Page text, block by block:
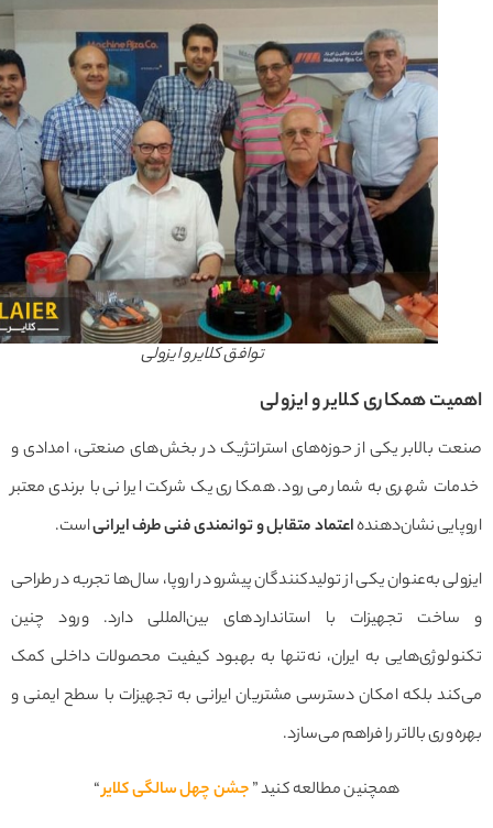
توافق کلایر و ایزولی
همکاری کلایر و ایزولی
بالابر یکی از حوزه‌های استراتژیک در بخش‌های صنعتی، امدادی و
شهری به شمار می‌رود. همکاری یک شرکت ایرانی با برندی معتبر
نشان‌دهندهاعتماد متقابل و توانمندی فنی طرف ایرانیاست.
به‌عنوان یکی از تولیدکنندگان پیشرو در اروپا، سال‌ها تجربه در طراحی
تجهیزات با استانداردهای بین‌المللی دارد. ورود چنین
به ایران، نه‌تنها به بهبود کیفیت محصولات داخلی کمک
بلکه امکان دسترسی مشتریان ایرانی به تجهیزات با سطح ایمنی و
بالاتر را فراهم می‌سازد.
همچنین مطالعه کنید ”جشن چهل سالگی کلایر“